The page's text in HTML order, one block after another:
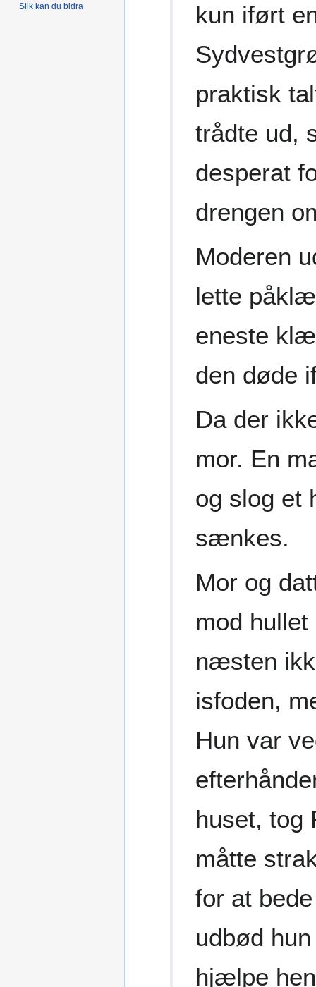
kun iført
praktisk
trådte ud,
desperat
drengen
Moderen
lette
eneste
den døde
Da der
mor. En
og slog et
sænkes.
Mor og
mod
næsten
isfoden,
Hun var
huset, tog
måtte
for at
udbød
hjælpe
Slik kan du bidra